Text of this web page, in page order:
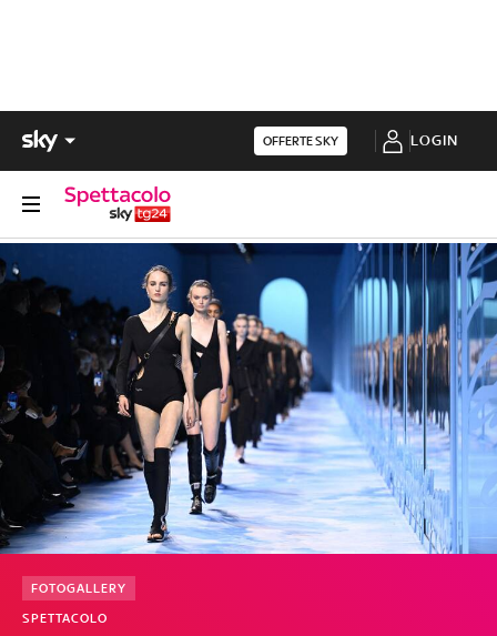
OFFERTE SKY LOGIN
SPETTACOLO
FOTOGALLERY